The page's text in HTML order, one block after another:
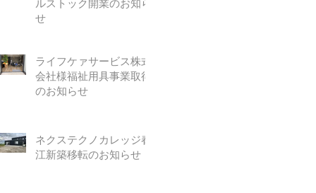
ルストック開業のお知ら
せ
ライフケァサービス株式
会社様福祉用具事業取得
のお知らせ
ネクステクノカレッジ春
江新築移転のお知らせ